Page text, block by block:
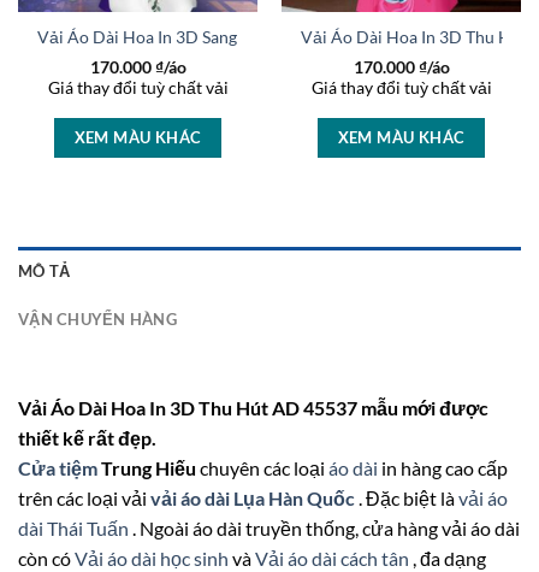
Vải Áo Dài Hoa In 3D Sang Trọng AD 27233
170.000₫/áo
Giá thay đổi tuỳ chất vải
XEM MÀU KHÁC
Vải Áo Dài Hoa In 3D Thu Hút
170.000₫/áo
Giá thay đổi tuỳ chất vải
XEM MÀU KHÁC
AD 46447
MÔ TẢ
VẬN CHUYỂN HÀNG
Vải Áo Dài Hoa In 3D Thu Hút AD 45537 mẫu mới được
thiết kế rất đẹp.
Cửa tiệmTrung Hiếu chuyên các loại áo dài in hàng cao cấp
trên các loại vải vải áo dài Lụa Hàn Quốc. Đặc biệt làvải áo
dài Thái Tuấn . Ngoài áo dài truyền thống, cửa hàng vải áo dài
còn cóVải áo dài học sinh vàVải áo dài cách tân , đa dạng